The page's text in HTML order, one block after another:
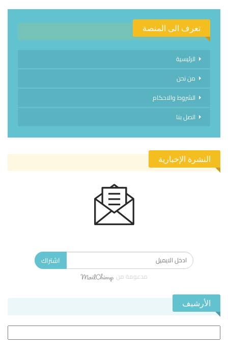
تعرف الى المنصة
الرئيسية
من نحن
الشروط والاحكام
اتصل بنا
النشرة الإخبارية
اشتراك
مدعومة من
الأرشيف